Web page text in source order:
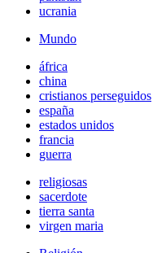
ucrania
Mundo
áfrica
china
cristianos perseguidos
españa
estados unidos
francia
guerra
religiosas
sacerdote
tierra santa
virgen maria